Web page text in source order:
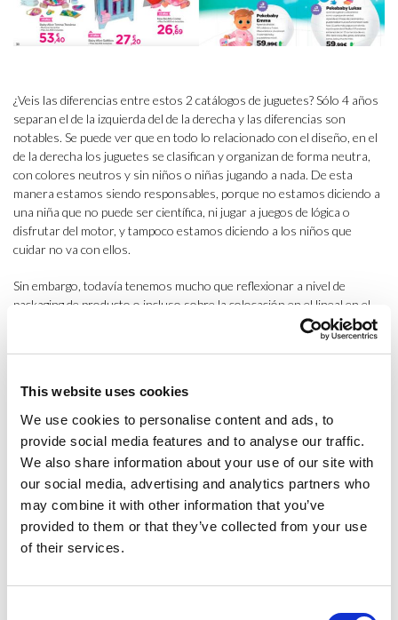
This website uses cookies
We use cookies to personalise content and ads, to
provide social media features and to analyse our traffic.
We also share information about your use of our site with
our social media, advertising and analytics partners who
may combine it with other information that you’ve
provided to them or that they’ve collected from your use
of their services.
¿Veis las diferencias entre estos 2 catálogos de juguetes? Sólo 4 años
separan el de la izquierda del de la derecha y las diferencias son
notables. Se puede ver que en todo lo relacionado con el diseño, en el
de la derecha los juguetes se clasifican y organizan de forma neutra,
con colores neutros y sin niños o niñas jugando a nada. De esta
manera estamos siendo responsables, porque no estamos diciendo a
una niña que no puede ser científica, ni jugar a juegos de lógica o
disfrutar del motor, y tampoco estamos diciendo a los niños que
cuidar no va con ellos.
Sin embargo, todavía tenemos mucho que reflexionar a nivel de
packaging de producto o incluso sobre la colocación en el lineal en el
punto de venta. Si nos fijamos en estas otras imágenes a
continuación, vemos que claramente clasificamos los juguetes en “de
estamos limitando el universo simbólico de los niños? El juego es la
herramienta más importante para el aprendizaje y debemos permitir
que jueguen a todo para poder tener un aprendizaje pleno.